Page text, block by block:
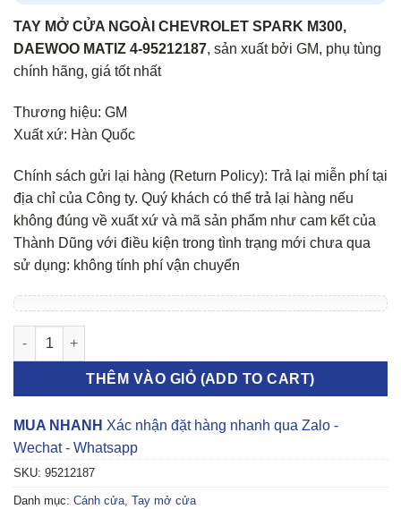
TAY MỞ CỬA NGOÀI CHEVROLET SPARK M300,
DAEWOO MATIZ 4-95212187, sản xuất bởi GM, phụ tùng
chính hãng, giá tốt nhất
Thương hiệu: GM
Xuất xứ: Hàn Quốc
Chính sách gửi lại hàng (Return Policy): Trả lại miễn phí tại
địa chỉ của Công ty. Quý khách có thể trả lại hàng nếu
không đúng về xuất xứ và mã sản phẩm như cam kết của
Thành Dũng với điều kiện trong tình trạng mới chưa qua
sử dụng: không tính phí vận chuyển
Tay mở cửa ngoài Chevrolet Spark M300, Daewoo Matiz 4 số
THÊM VÀO GIỎ (ADD TO CART)
MUA NHANH Xác nhận đặt hàng nhanh qua Zalo -
Wechat - Whatsapp
SKU: 95212187
Danh mục: Cánh cửa, Tay mở cửa